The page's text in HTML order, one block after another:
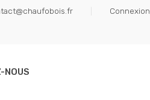
NOUS